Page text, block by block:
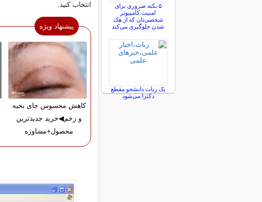
انتخاب کنید.
پیشنهاد ویژه
کاهش محسوس جای بخیه
و زخم◀خرید جدیدترین
محصول+مشاوره
۵ نکته ضروری برای
امنیت کامپیوتر
شخصی‌تان که از هک
شدن جلوگیری می‌کند
یک ربات دانشجو مقطع
دکترا می‌شود